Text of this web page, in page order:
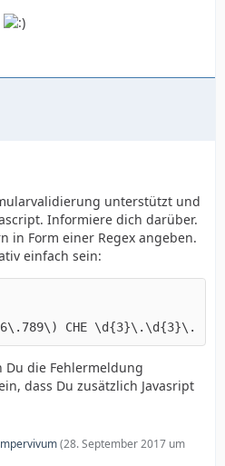
unterstützt und
Informiere dich darüber.
in Form einer Regex angeben.
einfach sein:
CHE
Du die Fehlermeldung
dass Du zusätzlich Javasript
(28. September 2017 um